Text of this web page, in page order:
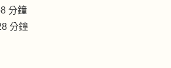
分鐘
分鐘